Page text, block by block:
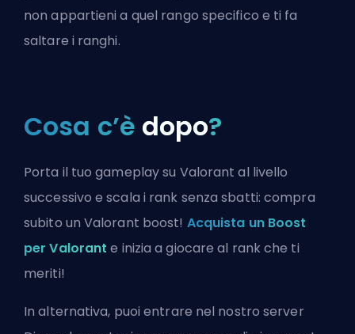
non appartieni a quel rango specifico e ti fa
saltare i ranghi.
Cosa c’è dopo?
Porta il tuo gameplay su Valorant al livello
successivo e scala i rank senza sbatti: compra
subito un Valorant boost! Acquista un Boost
per Valorant e inizia a giocare al rank che ti
meriti!
In alternativa, puoientrare nel nostro server